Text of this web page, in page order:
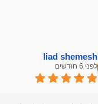
liad shemesh
לפני 6 חודשים